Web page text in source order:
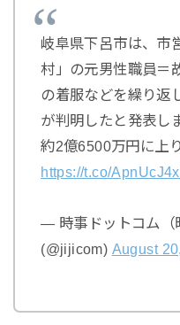
岐阜県下呂市は、市
村」の元男性職員＝
の着服などを繰り返
が判明したと発表し
約2億6500万円に上り
https://t.co/
— 時事ドットコム（
(@jijicom) August